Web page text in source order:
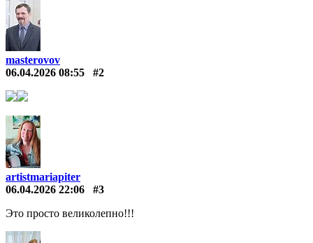
masterovov
06.04.2026 08:55
#2
artistmariapiter
06.04.2026 22:06
#3
Это просто великолепно!!!